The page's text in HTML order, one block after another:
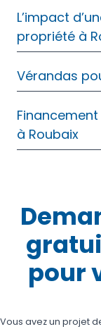
L’impact
propriété à
Vérandas
à Roubaix
pour
Vous avez un projet